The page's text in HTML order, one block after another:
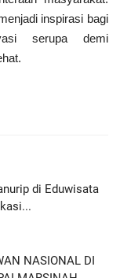
inspirasi bagi
serupa demi
di Eduwisata
NASIONAL DI